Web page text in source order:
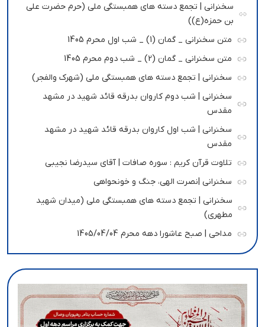
سخنرانی | تجمع دسته های همبستگی ملی (حرم حضرت علی
بن حمزه(ع))
متن سخنرانی _ گمان (1) _ شب اول محرم 1405
متن سخنرانی _ گمان (2) _ شب دوم محرم 1405
سخنرانی | تجمع دسته های همبستگی ملی (شهرک والفجر)
سخنرانی | شب دوم کاروان بدرقه قائد شهید در مشهد
مقدس
سخنرانی | شب اول کاروان بدرقه قائد شهید در مشهد
مقدس
تلاوت قرآن کریم : سوره صافات | آقای سیدرضا نجیبی
سخنرانی |نصرت الهی، جنگ و خونحواهی
سخنرانی | تجمع دسته های همبستگی ملی (میدان شهید
مطهری)
مداحی | صبح عاشورا دهه محرم 1405/04/04